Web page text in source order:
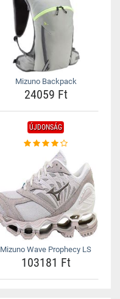
Mizuno Backpack
24059 Ft
ÚJDONSÁG
Mizuno Wave Prophecy LS
103181 Ft